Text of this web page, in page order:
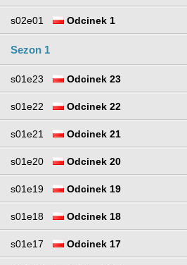
s02e01 Odcinek 1
Sezon 1
s01e23 Odcinek 23
s01e22 Odcinek 22
s01e21 Odcinek 21
s01e20 Odcinek 20
s01e19 Odcinek 19
s01e18 Odcinek 18
s01e17 Odcinek 17